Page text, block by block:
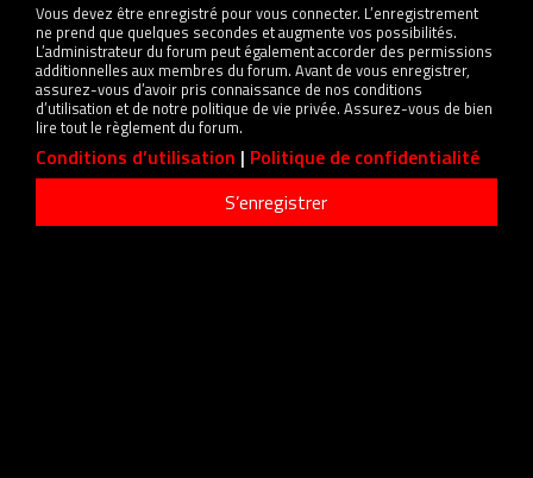
Vous devez être enregistré pour vous connecter. L’enregistrement
ne prend que quelques secondes et augmente vos possibilités.
L’administrateur du forum peut également accorder des permissions
additionnelles aux membres du forum. Avant de vous enregistrer,
assurez-vous d’avoir pris connaissance de nos conditions
d’utilisation et de notre politique de vie privée. Assurez-vous de bien
lire tout le règlement du forum.
Conditions d’utilisation | Politique de confidentialité
S’enregistrer